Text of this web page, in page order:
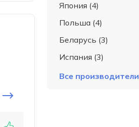
Япония (4)
Польша (4)
Беларусь (3)
Испания (3)
Все производители